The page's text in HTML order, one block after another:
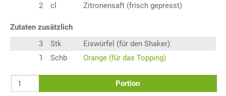
2
cl Zitronensaft (frisch gepresst)
Zutaten zusätzlich
3
Stk
Eiswürfel (für den Shaker)
1
Schb Orange (für das Topping)
Portion